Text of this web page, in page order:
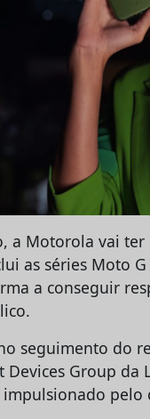
a Motorola vai
as séries Moto
a conseguir
seguimento do
Group
pelo